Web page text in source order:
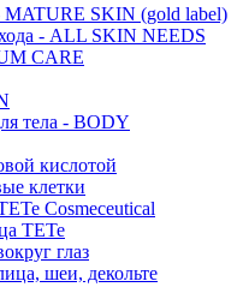
MATURE SKIN (gold label)
- ALL SKIN NEEDS
CARE
тела - BODY
кислотой
клетки
Cosmeceutical
TETe
глаз
шеи, декольте